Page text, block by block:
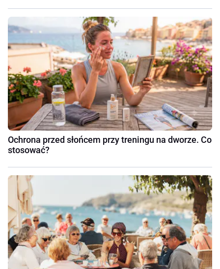
Ochrona przed słońcem przy treningu na dworze. Co
stosować?